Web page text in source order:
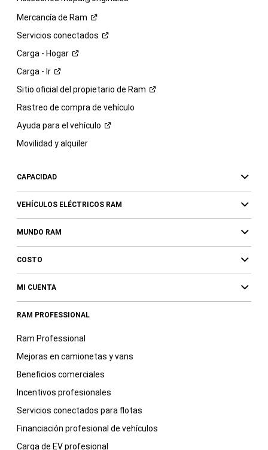
Mercancía de Ram
Servicios conectados
Carga - Hogar
Carga - Ir
Sitio oficial del propietario de Ram
Rastreo de compra de vehículo
Ayuda para el vehículo
Movilidad y alquiler
CAPACIDAD
VEHÍCULOS ELÉCTRICOS RAM
MUNDO RAM
COSTO
MI CUENTA
RAM PROFESSIONAL
Ram Professional
Mejoras en camionetas y vans
Beneficios comerciales
Incentivos profesionales
Servicios conectados para flotas
Financiación profesional de vehículos
Carga de EV profesional